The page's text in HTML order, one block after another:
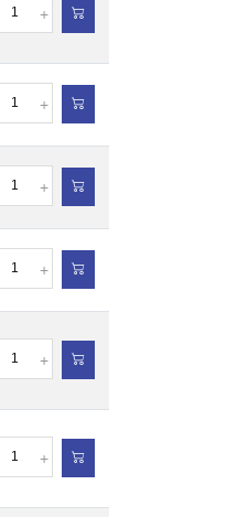
+
+
+
+
+
+